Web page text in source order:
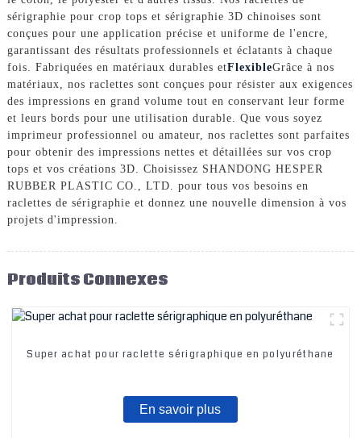
sérigraphie pour crop tops et sérigraphie 3D chinoises sont
conçues pour une application précise et uniforme de l'encre,
garantissant des résultats professionnels et éclatants à chaque
fois. Fabriquées en matériaux durables etFlexibleGrâce à nos
matériaux, nos raclettes sont conçues pour résister aux exigences
des impressions en grand volume tout en conservant leur forme
et leurs bords pour une utilisation durable. Que vous soyez
imprimeur professionnel ou amateur, nos raclettes sont parfaites
pour obtenir des impressions nettes et détaillées sur vos crop
tops et vos créations 3D. Choisissez SHANDONG HESPER
RUBBER PLASTIC CO., LTD. pour tous vos besoins en
raclettes de sérigraphie et donnez une nouvelle dimension à vos
projets d'impression.
Produits Connexes
Super achat pour raclette sérigraphique en polyuréthane
En savoir plus